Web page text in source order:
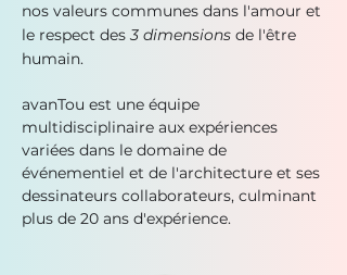
nos valeurs communes dans l'amour et
le respect des 3 dimensions de l'être
humain.
avanTou est une équipe
multidisciplinaire aux expériences
variées dans le domaine de
événementiel et de l'architecture et ses
dessinateurs collaborateurs, culminant
plus de 20 ans d'expérience.